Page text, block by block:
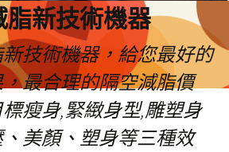
脂新技術機器
技術機器，給您最好的
最合理的隔空減脂價
瘦身,緊緻身型,雕塑身
美顏、塑身等三種效